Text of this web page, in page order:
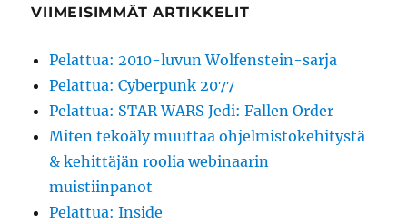
VIIMEISIMMÄT ARTIKKELIT
Pelattua: 2010-luvun Wolfenstein-sarja
Pelattua: Cyberpunk 2077
Pelattua: STAR WARS Jedi: Fallen Order
Miten tekoäly muuttaa ohjelmistokehitystä
& kehittäjän roolia webinaarin
muistiinpanot
Pelattua: Inside